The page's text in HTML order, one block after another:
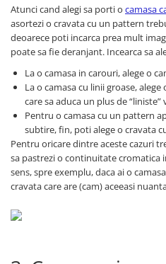
Atunci cand alegi sa porti o camasa
asortezi o cravata cu un pattern
deoarece poti incarca prea mult
poate sa fie deranjant. Incearca sa
La o camasa in carouri, alege o
La o camasa cu linii groase,
care sa aduca un plus de “liniste”
Pentru o camasa cu un pattern
subtire, fin, poti alege o cravata
Pentru oricare dintre aceste cazuri
sa pastrezi o continuitate cromatica
sens, spre exemplu, daca ai o
cravata care are (cam) aceeasi